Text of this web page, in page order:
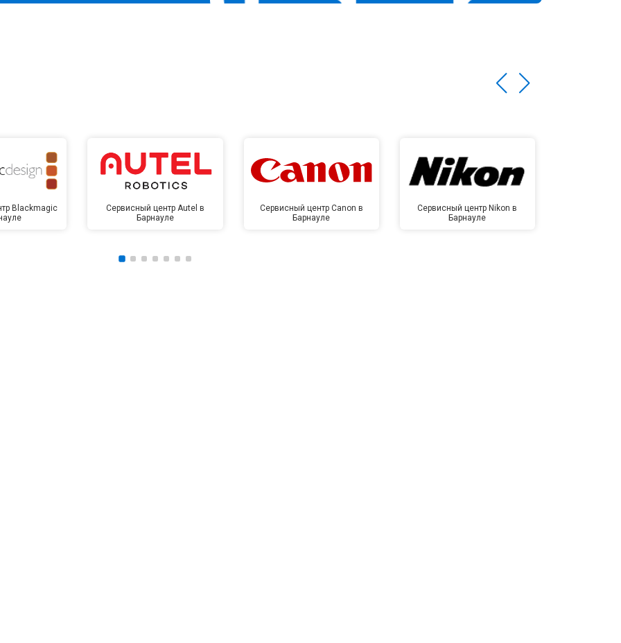
Blackmagic
Сервисный центр Autel в
Барнауле
Сервисный центр Canon в
Барнауле
Сервисный центр Nikon в
Барнауле